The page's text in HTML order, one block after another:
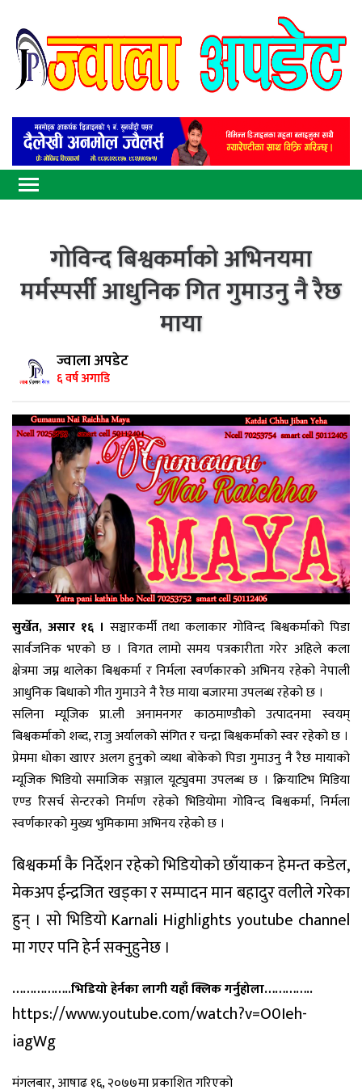
गोविन्द बिश्वकर्माको अभिनयमा
मर्मस्पर्सी आधुनिक गित गुमाउनु नै रैछ
माया
ज्वाला अपडेट
६ वर्ष अगाडि
सुर्खेत, असार १६ । सञ्चारकर्मी तथा कलाकार गोविन्द बिश्वकर्माको पिडा
सार्वजनिक भएको छ । विगत लामो समय पत्रकारीता गरेर अहिले कला
क्षेत्रमा जम्न थालेका बिश्वकर्मा र निर्मला स्वर्णकारको अभिनय रहेको नेपाली
आधुनिक बिधाको गीत गुमाउने नै रैछ माया बजारमा उपलब्ध रहेको छ ।
सलिना म्यूजिक प्रा.ली अनामनगर काठमाण्डौको उत्पादनमा स्वयम्
बिश्वकर्माको शब्द, राजु अर्यालको संगित र चन्द्रा बिश्वकर्माको स्वर रहेको छ ।
प्रेममा धोका खाएर अलग हुनुको व्यथा बोकेको पिडा गुमाउनु नै रैछ मायाको
म्यूजिक भिडियो समाजिक सञ्जाल यूट्युवमा उपलब्ध छ । क्रियाटिभ मिडिया
एण्ड रिसर्च सेन्टरको निर्माण रहेको भिडियोमा गोविन्द बिश्वकर्मा, निर्मला
स्वर्णकारको मुख्य भुमिकामा अभिनय रहेको छ ।
बिश्वकर्मा कै निर्देशन रहेको भिडियोको छाँयाकन हेमन्त कडेल,
मेकअप ईन्द्रजित खड्का र सम्पादन मान बहादुर वलीले गरेका
हुन् । सो भिडियो Karnali Highlights youtube channel
मा गएर पनि हेर्न सक्नुहुनेछ ।
……………..भिडियो हेर्नका लागी यहाँ क्लिक गर्नुहोला…………..
https://www.youtube.com/watch?v=O0Ieh-
iagWg
मंगलबार, आषाढ १६, २०७७मा प्रकाशित गरिएको